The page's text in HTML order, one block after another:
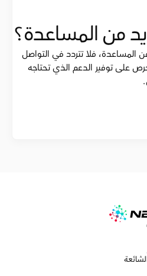
من المساعدة؟
المساعدة، فلا تتردد في التواصل
على توفير الدعم الذي تحتاجه